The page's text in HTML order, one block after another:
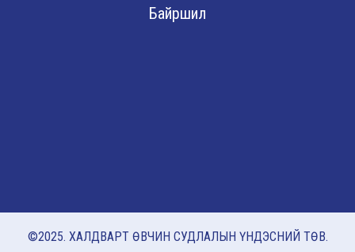
Байршил
©2025. ХАЛДВАРТ ӨВЧИН СУДЛАЛЫН ҮНДЭСНИЙ ТӨВ.